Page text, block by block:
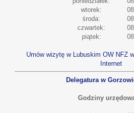
wtorek:
środa:
czwartek:
piątek:
Umów wizytę w Lubuskim OW NFZ
Internet
Delegatura w
Godziny